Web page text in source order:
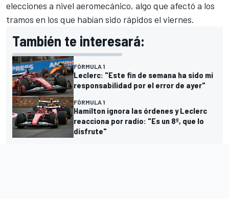
elecciones a nivel aeromecánico, algo que afectó a los
tramos en los que habían sido rápidos el viernes.
También te interesará:
FÓRMULA 1
Leclerc: "Este fin de semana ha sido mi
responsabilidad por el error de ayer"
FÓRMULA 1
Hamilton ignora las órdenes y Leclerc
reacciona por radio: "Es un 8º, que lo
disfrute"